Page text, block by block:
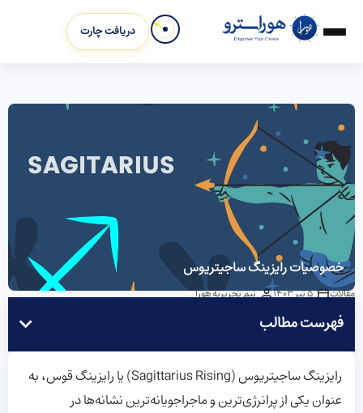
دریافت چارت
خصوصیات رایزینگ ساجیتریوس
مقالات 5 تیر 1403 تیم تحریریه هورا
فهرست مطالب
رایزینگ ساجیتریوس (Sagittarius Rising) یا رایزینگ قوس، به
عنوان یکی از پرانرژی‌ترین و ماجراجویانه‌ترین نشانه‌ها در